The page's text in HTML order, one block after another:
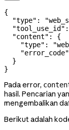
{
  "type"
:
  "tool_use_id"
:
  "content"
: {
    "type"
:
    "error_code"
  }
}
Pada error,
hasil. Pencarian
mengembalikan
Berikut adalah